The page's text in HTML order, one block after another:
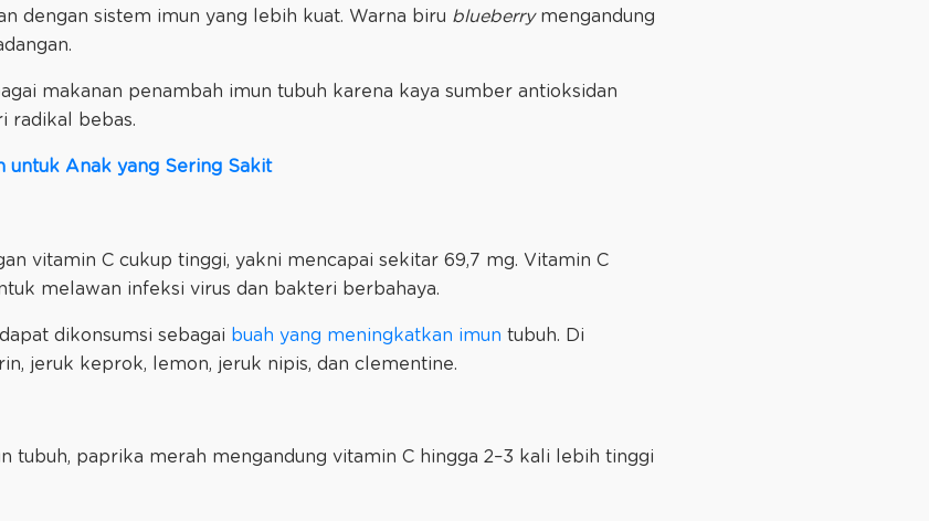
dengan sistem imun yang lebih kuat. Warna biru blueberrymengandung
makanan penambah imun tubuh karena kaya sumber antioksidan
radikal bebas.
untuk Anak yang Sering Sakit
vitamin C cukup tinggi, yakni mencapai sekitar 69,7 mg. Vitamin C
melawan infeksi virus dan bakteri berbahaya.
dikonsumsi sebagai buah yang meningkatkan imun tubuh. Di
jeruk keprok, lemon, jeruk nipis, dan clementine.
tubuh, paprika merah mengandung vitamin C hingga 2–3 kali lebih tinggi